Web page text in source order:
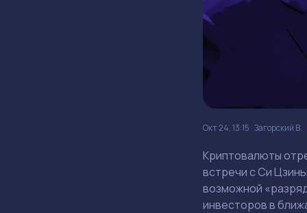
Окт 24, 13:15 Загорский В.
Криптовалюты
встречи с Си
возможной
инвесторов в